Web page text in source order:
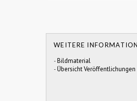
WEITERE
-Bildmaterial
-Übersicht Veröffentlichungen